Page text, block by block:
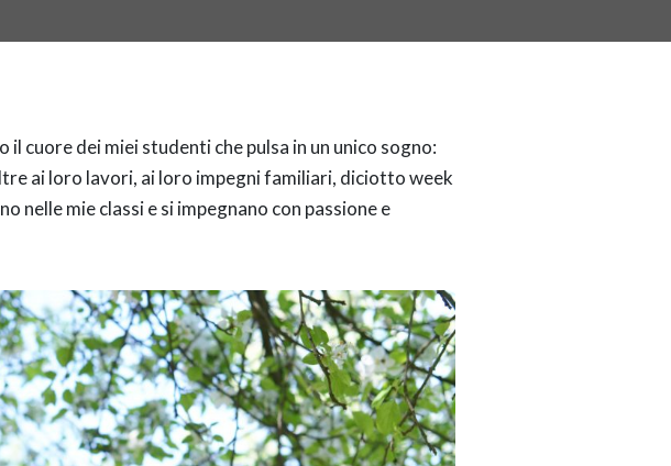
cuore dei miei studenti che pulsa in un unico sogno:
ai loro lavori, ai loro impegni familiari, diciotto week
nelle mie classi e si impegnano con passione e